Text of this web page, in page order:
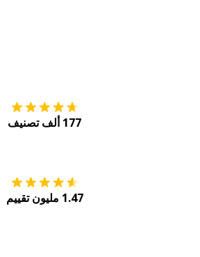
177 ألف تصنيف
1.47 مليون تقييم